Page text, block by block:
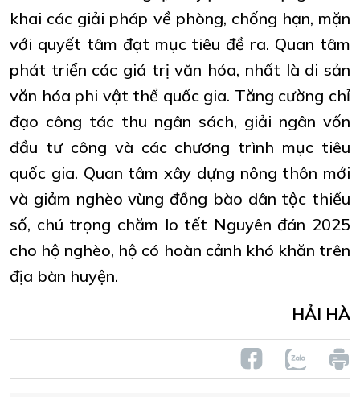
khai các giải pháp về phòng, chống hạn, mặn
với quyết tâm đạt mục tiêu đề ra. Quan tâm
phát triển các giá trị văn hóa, nhất là di sản
văn hóa phi vật thể quốc gia. Tăng cường chỉ
đạo công tác thu ngân sách, giải ngân vốn
đầu tư công và các chương trình mục tiêu
quốc gia. Quan tâm xây dựng nông thôn mới
và giảm nghèo vùng đồng bào dân tộc thiểu
số, chú trọng chăm lo tết Nguyên đán 2025
cho hộ nghèo, hộ có hoàn cảnh khó khăn trên
địa bàn huyện.
HẢI HÀ